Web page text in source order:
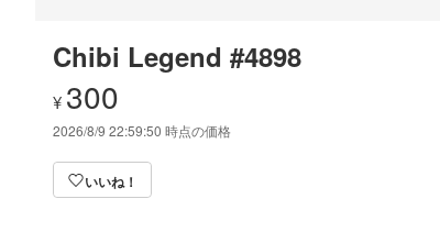
Chibi Legend #4898
¥ 300
2026/8/9 22:59:50 時点の価格
いいね！